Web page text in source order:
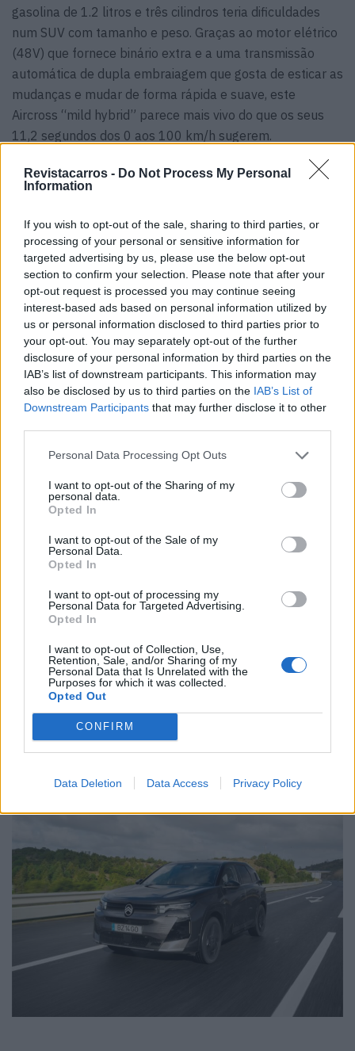
Revistacarros - Do Not Process My Personal
Information
If you wish to opt-out of the sale, sharing to third parties, or
processing of your personal or sensitive information for
targeted advertising by us, please use the below opt-out
section to confirm your selection. Please note that after your
opt-out request is processed you may continue seeing
interest-based ads based on personal information utilized by
us or personal information disclosed to third parties prior to
your opt-out. You may separately opt-out of the further
disclosure of your personal information by third parties on the
IAB’s list of downstream participants. This information may
also be disclosed by us to third parties on the IAB’s List of
Downstream Participants that may further disclose it to other
Personal Data Processing Opt Outs
I want to opt-out of the Sharing of my
personal data.
Opted In
I want to opt-out of the Sale of my
Personal Data.
Opted In
I want to opt-out of processing my
Personal Data for Targeted Advertising.
Opted In
I want to opt-out of Collection, Use,
Retention, Sale, and/or Sharing of my
Personal Data that Is Unrelated with the
Purposes for which it was collected.
Opted Out
CONFIRM
Data Deletion Data Access Privacy Policy
gasolina de 1.2 litros e três cilindros teria dificuldades
num SUV com tamanho e peso. Graças ao motor elétrico
(48V) que fornece binário extra e a uma transmissão
automática de dupla embraiagem que gosta de esticar as
mudanças e mudar de forma rápida e suave, este
Aircross “mild hybrid” parece mais vivo do que os seus
11,2 segundos dos 0 aos 100 km/h sugerem.
resposta a baixas rotações e a progressão é serena, com
baixo ruído e eficiência. Em modo Eco, permite mesmo
pequenos deslocamentos apenas em elétrico. É uma
contidos: o computador de bordo afirma uma média de
6,1 l/100 km. Isto sugere que os 5,4 l/100 km oficiais
possam até ser alcançáveis, usando e abusando dessa
sua faceta elétrica.
não é um carro de curvas. A direção, embora mais precisa
do que na geração anterior, comunica pouco. A inclinação
“corporal” é bem controlada, mas percetível.